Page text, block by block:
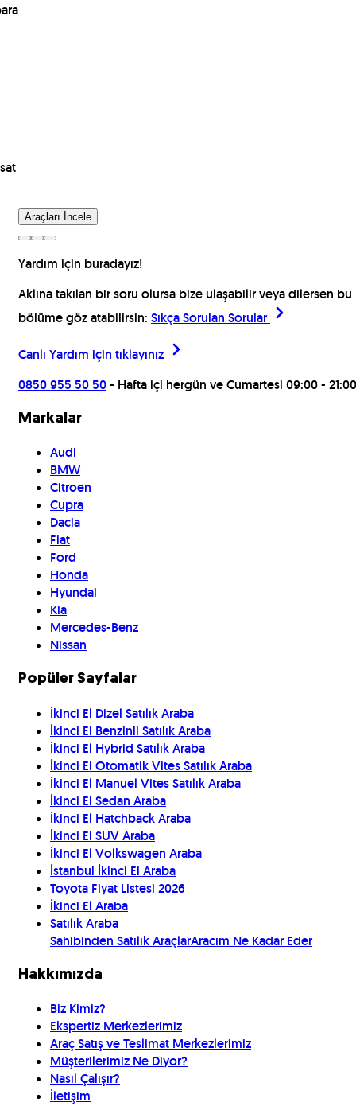
Araçları İncele
Yardım için buradayız!
Aklına takılan bir soru olursa bize ulaşabilir veya dilersen bu
bölüme göz atabilirsin: Sıkça Sorulan Sorular
Canlı Yardım için tıklayınız
0850 955 50 50- Hafta içi hergün ve Cumartesi 09:00 - 21:00
Markalar
Audi
BMW
Citroen
Cupra
Dacia
Fiat
Ford
Honda
Hyundai
Kia
Mercedes-Benz
Nissan
Popüler Sayfalar
İkinci El Dizel Satılık Araba
İkinci El Benzinli Satılık Araba
İkinci El Hybrid Satılık Araba
İkinci El Otomatik Vites Satılık Araba
İkinci El Manuel Vites Satılık Araba
İkinci El Sedan Araba
İkinci El Hatchback Araba
İkinci El SUV Araba
İkinci El Volkswagen Araba
İstanbul İkinci El Araba
Toyota Fiyat Listesi 2026
İkinci El Araba
Satılık Araba
Sahibinden Satılık AraçlarAracım Ne Kadar Eder
Hakkımızda
Biz Kimiz?
Ekspertiz Merkezlerimiz
Araç Satış ve Teslimat Merkezlerimiz
Müşterilerimiz Ne Diyor?
Nasıl Çalışır?
İletişim